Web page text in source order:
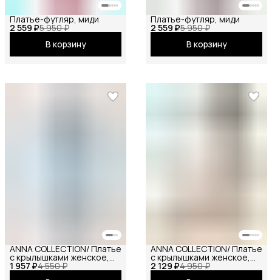
2 559 ₽5 950 ₽
Платье-футляр, миди
В корзину
2 559 ₽5 950 ₽
Платье-футляр, миди
В корзину
1 957 ₽4 550 ₽
ANNA COLLECTION/ Платье
с крылышками женское,
платье вечернее, 2 129 ₽4 950 ₽
ANNA COLLECTION/ Платье
с крылышками женское,
платье вечернее,